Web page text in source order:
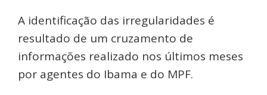
A identificação das irregularidades é
resultado de um cruzamento de
informações realizado nos últimos meses
por agentes do Ibama e do MPF.